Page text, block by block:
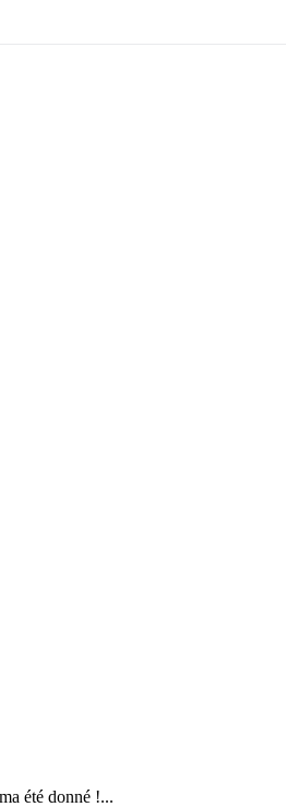
été donné !...